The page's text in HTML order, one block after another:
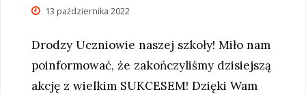
13 października 2022
Drodzy Uczniowie naszej szkoły! Miło nam
poinformować, że zakończyliśmy dzisiejszą
akcję z wielkim SUKCESEM! Dzięki Wam